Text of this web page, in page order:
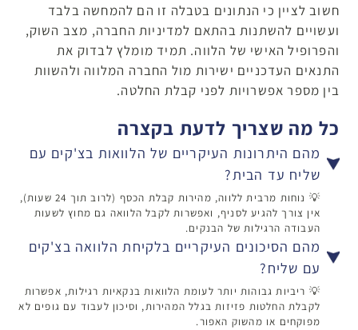
חשוב לציין כי הנתונים בטבלה זו הם להמחשה בלבד
ועשויים להשתנות בהתאם למדיניות החברה, מצב השוק,
והפרופיל האישי של הלווה. תמיד מומלץ לבדוק את
התנאים העדכניים ישירות מול החברה המלווה ולהשוות
בין מספר אפשרויות לפני קבלת החלטה.
כל מה שצריך לדעת בקצרה
מהם היתרונות העיקריים של הלוואות בצ'קים עם
שליח עד הבית?
💡 נוחות מרבית ללווה, מהירות קבלת הכסף (לרוב תוך 24 שעות),
אין צורך להגיע לסניף, ואפשרות לקבל הלוואה גם מחוץ לשעות
העבודה הרגילות של הבנקים.
מהם הסיכונים העיקריים בלקיחת הלוואה בצ'קים
עם שליח?
💡 ריביות גבוהות יותר לעומת הלוואות בנקאיות רגילות, אפשרות
לקבלת החלטות פזיזות בגלל המהירות, וסיכון לעבוד עם גופים לא
מפוקחים או מהשוק האפור.